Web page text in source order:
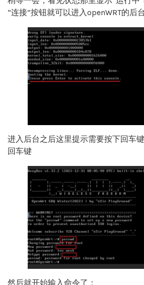
“连接”按钮就可以进入openWRT的后台
进入后台之后这里提示需要按下回车
回车键
然后就开始输入命令了：